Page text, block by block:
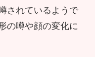
されているようで
の噂や顔の変化に